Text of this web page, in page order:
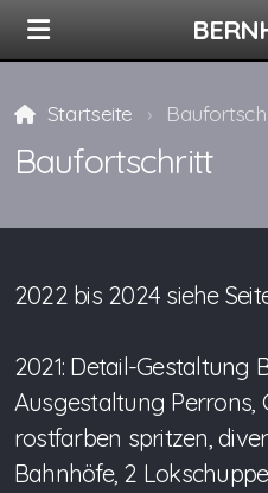
Startseite
Baufortschritt
2022 bis 2024 siehe
2021: Detail-Gestaltung
Ausgestaltung Perrons,
rostfarben spritzen,
Bahnhöfe, 2